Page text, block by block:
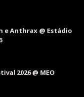
e Anthrax @ Estádio
2026 @ MEO